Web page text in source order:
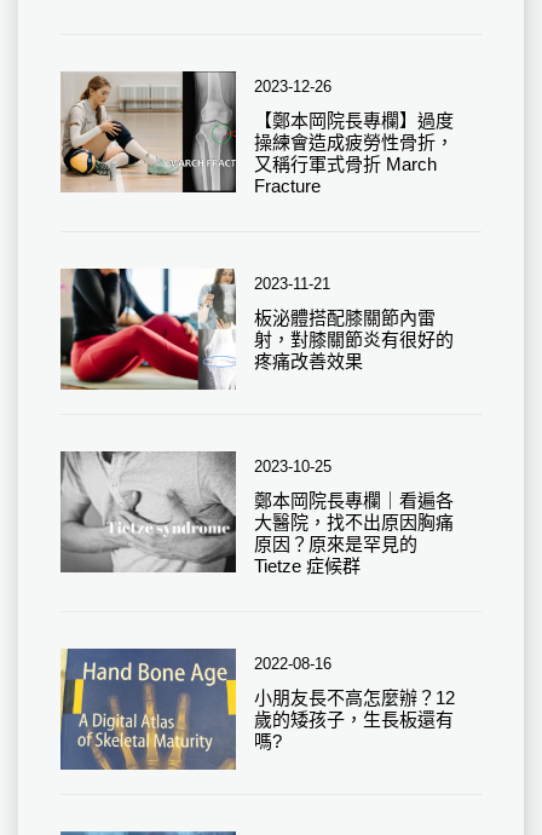
2023-12-26
【鄭本岡院長專欄】過度
操練會造成疲勞性骨折，
又稱行軍式骨折 March
Fracture
2023-11-21
板泌體搭配膝關節內雷
射，對膝關節炎有很好的
疼痛改善效果
2023-10-25
鄭本岡院長專欄｜看遍各
大醫院，找不出原因胸痛
原因？原來是罕見的
Tietze 症候群
2022-08-16
小朋友長不高怎麼辦？12
歲的矮孩子，生長板還有
嗎?